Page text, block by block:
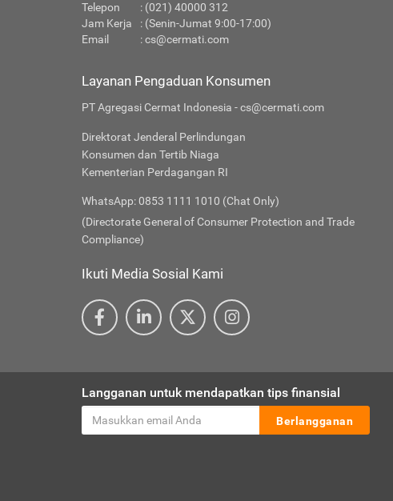
Telepon
: (021) 40000 312
Jam Kerja
: (Senin-Jumat 9:00-17:00)
Email
:cs@cermati.com
Layanan Pengaduan Konsumen
PT Agregasi Cermat Indonesia - cs@cermati.com
Direktorat Jenderal Perlindungan
Konsumen dan Tertib Niaga
Kementerian Perdagangan RI
WhatsApp: 0853 1111 1010 (Chat Only)
(Directorate General of Consumer Protection and Trade
Compliance)
Ikuti Media Sosial Kami
Langganan untuk mendapatkan tips finansial
Berlangganan